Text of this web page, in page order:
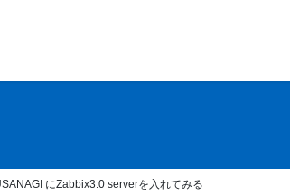
にZabbix3.0 serverを入れてみる